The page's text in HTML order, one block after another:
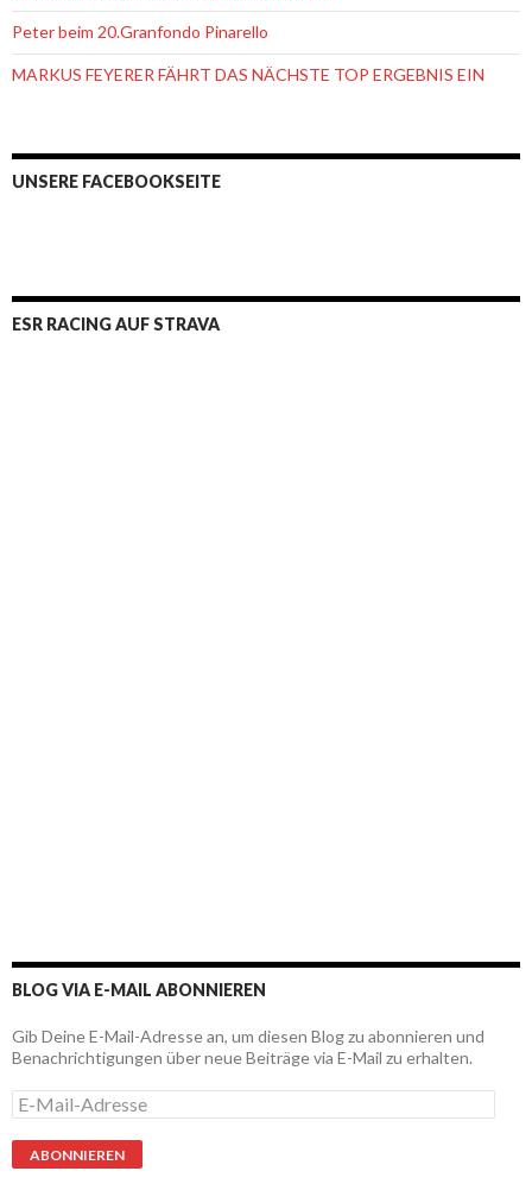
Peter beim 20.Granfondo Pinarello
MARKUS FEYERER FÄHRT DAS NÄCHSTE TOP ERGEBNIS EIN
UNSERE FACEBOOKSEITE
ESR RACING AUF STRAVA
BLOG VIA E-MAIL ABONNIEREN
Gib Deine E-Mail-Adresse an, um diesen Blog zu abonnieren und
Benachrichtigungen über neue Beiträge via E-Mail zu erhalten.
E
-
M
a